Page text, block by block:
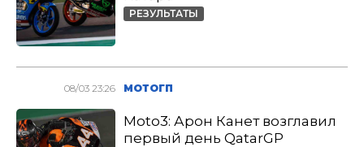
РЕЗУЛЬТАТЫ
08/03 23:26 МОТОГП
Moto3: Арон Канет возглавил
первый день QatarGP